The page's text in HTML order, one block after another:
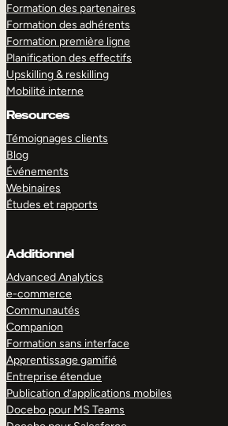
Formation des partenaires
Formation des adhérents
Formation première ligne
Planification des effectifs
Upskilling & reskilling
Mobilité interne
Resources
Témoignages clients
Blog
Événements
Webinaires
Études et rapports
Additionnel
Advanced Analytics
e-commerce
Communautés
Companion
Formation sans interface
Apprentissage gamifié
Entreprise étendue
Publication d’applications mobiles
Docebo pour MS Teams